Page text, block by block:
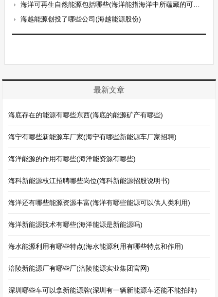
海洋可再生自然能源包括哪些(海洋能指海洋中所蕴藏的可再生自然能源主要包括哪些)
海越能源创投了哪些公司(海越能源股份)
最新文章
海底存在的能源有哪些东西(海底的能源矿产有哪些)
海宁有哪些新能源车厂家(海宁有哪些新能源车厂家招聘)
海洋能源的作用有哪些(海洋能资源有哪些)
海科新能源枝江招聘哪些岗位(海科新能源招股说明书)
海洋还有哪些能源资源丰富(海洋有哪些能源可以供人类利用)
海洋新能源技术有哪些(海洋能源是新能源吗)
海水能源利用有哪些特点(海水能源利用有哪些特点和作用)
涪陵新能源厂有哪些厂(涪陵能源实业集团官网)
深圳哪些车可以拿新能源牌(深圳有一辆新能源车还能不能拍牌)